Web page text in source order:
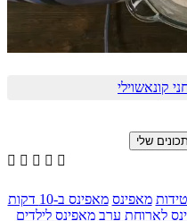
קונאשוילי
    
מאפינס מאפינס ב-10 דקות
לארוחת ערב מאפינס לילדים